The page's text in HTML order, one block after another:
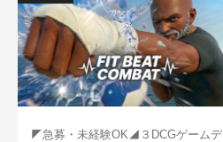
◤急募・未経験OK◢３DCGゲームデ